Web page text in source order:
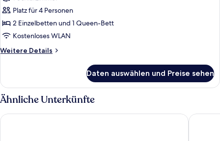
Family
Suite
Side
View
Platz für 4 Personen
2 Einzelbetten und 1 Queen-Bett
Kostenloses WLAN
Weitere Details
Weitere
Family
Suite
Side
View
Daten auswählen und Preise sehen
Ähnliche Unterkünfte
Kamelya Selin Hotel Luxury Resort & SPA